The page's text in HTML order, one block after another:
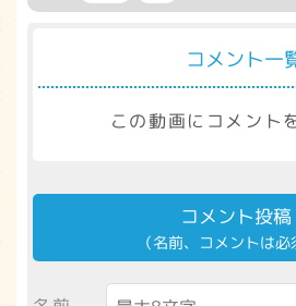
コメント一
この動画にコメント
コメント投稿
（名前、コメントは必